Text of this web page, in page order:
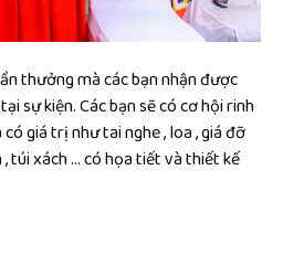
thưởng mà các bạn nhận được
sự kiện. Các bạn sẽ có cơ hội rinh
giá trị như tai nghe , loa , giá đỡ
túi xách … có họa tiết và thiết kế